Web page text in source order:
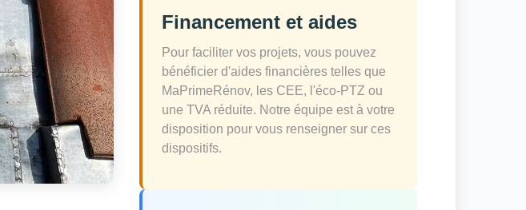
Financement et aides
Pour faciliter vos projets, vous pouvez
bénéficier d'aides financières telles que
MaPrimeRénov, les CEE, l'éco-PTZ ou
une TVA réduite. Notre équipe est à votre
disposition pour vous renseigner sur ces
dispositifs.